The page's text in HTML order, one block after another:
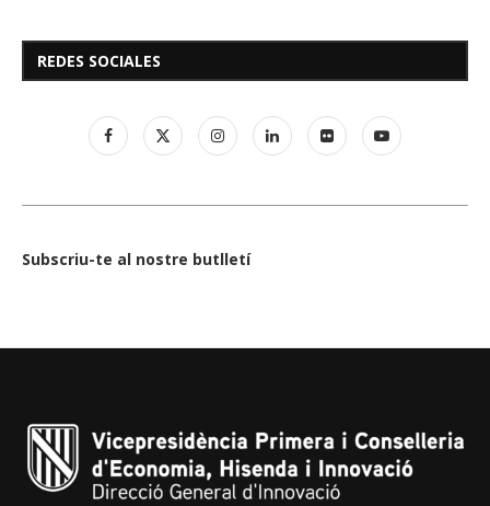
REDES SOCIALES
Subscriu-te al nostre butlletí